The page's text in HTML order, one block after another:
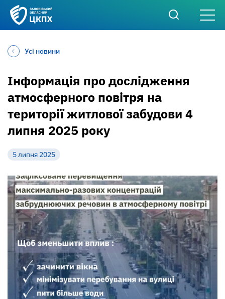
Усі новини
Інформація про дослідження
атмосферного повітря на
території житлової забудови 4
липня 2025 року
5 липня 2025